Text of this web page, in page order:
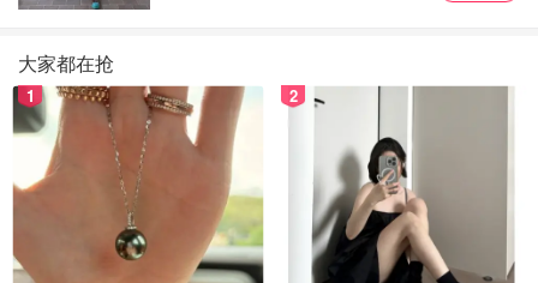
⑵把去好皮的西红柿，切成橘瓣状，块不能太厚，太厚的话
炒不透。
大家都在抢
1 2